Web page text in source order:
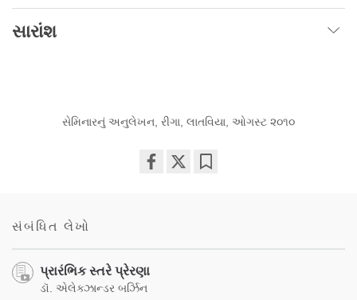
સારાંશ
સેમિનારનું અનુલેખન, રીગા, લાતવિયા, ઓગસ્ટ ૨૦૧૦
સંબંધિત લેખો
પ્રારંભિક સ્તરે પ્રેરણા
ડૉ. એલેક્ઝાન્ડર બર્ઝિન